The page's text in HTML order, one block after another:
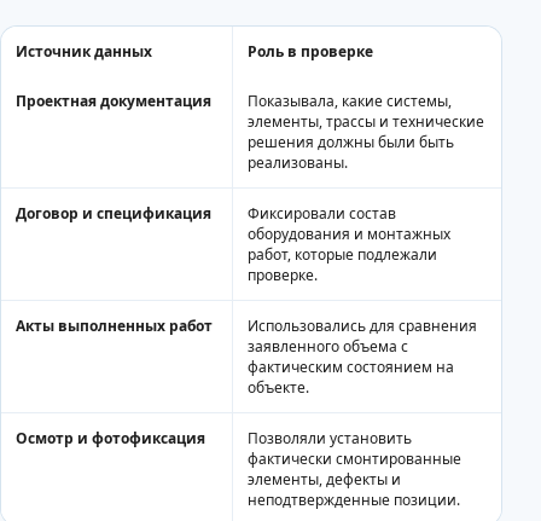
Источник данных Роль в проверке
Проектная документация
Показывала, какие системы,
элементы, трассы и технические
решения должны были быть
реализованы.
Договор и спецификация
Фиксировали состав
оборудования и монтажных
работ, которые подлежали
проверке.
Акты выполненных работ
Использовались для сравнения
заявленного объема с
фактическим состоянием на
объекте.
Осмотр и фотофиксация
Позволяли установить
фактически смонтированные
элементы, дефекты и
неподтвержденные позиции.